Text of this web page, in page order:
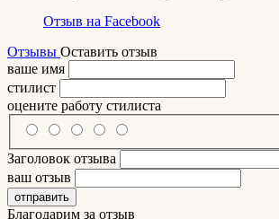
Отзыв на Facebook
Отзывы Оставить отзыв
ваше имя
стилист
оцените работу стилиста
Заголовок отзыва
ваш отзыв
отправить
Благодарим за отзыв